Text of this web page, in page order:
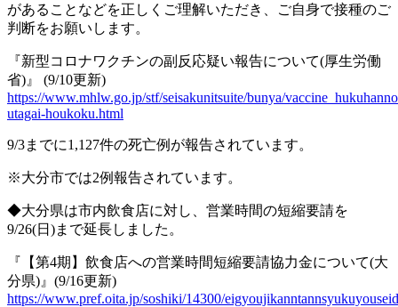
があることなどを正しくご理解いただき、ご自身で接種のご
判断をお願いします。
『新型コロナワクチンの副反応疑い報告について(厚生労働
省) 』 (9/10更新)
https://www.mhlw.go.jp/stf/seisakunitsuite/bunya/
utagai-houkoku.html
9/3までに1,127件の死亡例が報告されています。
※大分市では2例報告されています。
◆大分県は市内飲食店に対し、営業時間の短縮要請を
9/26(日 )まで延長しました。
『【第4期】飲食店への営業時間短縮要請協力金について(大
分県) 』 (9/16更新)
https://www.pref.oita.jp/soshiki/14300/